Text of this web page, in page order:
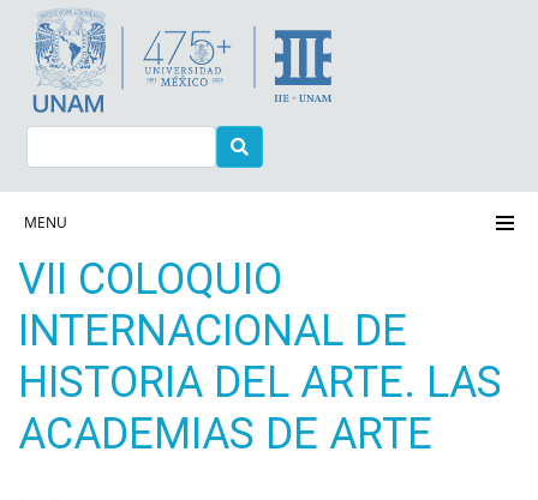
al
contenido
principal
Navegación principal
MENU
VII COLOQUIO
INTERNACIONAL DE
HISTORIA DEL ARTE. LAS
ACADEMIAS DE ARTE